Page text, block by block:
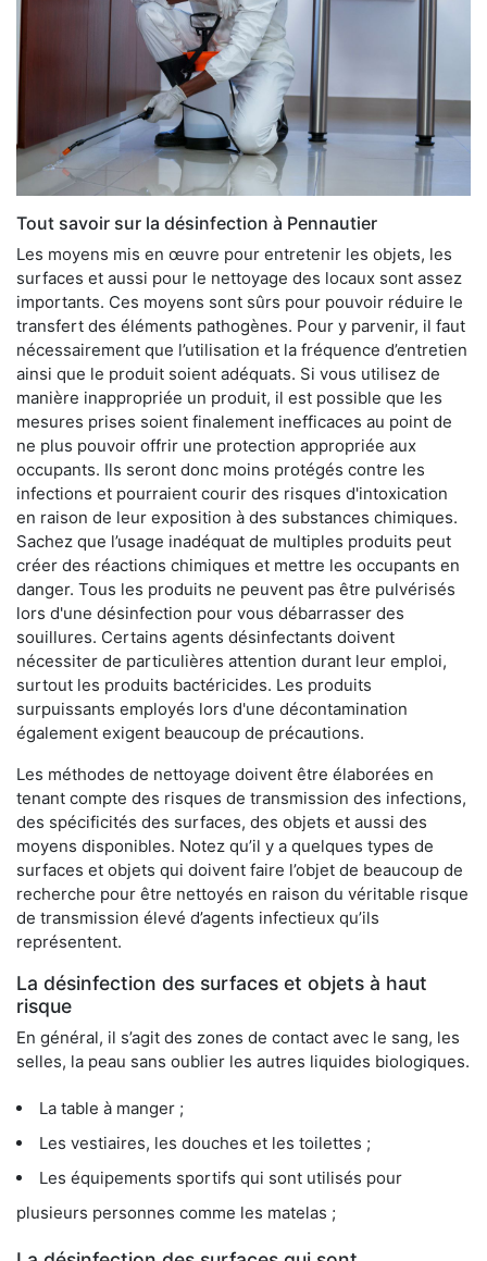
Tout savoir sur la désinfection à Pennautier
Les moyens mis en œuvre pour entretenir les objets, les
surfaces et aussi pour le nettoyage des locaux sont assez
importants. Ces moyens sont sûrs pour pouvoir réduire le
transfert des éléments pathogènes. Pour y parvenir, il faut
nécessairement que l’utilisation et la fréquence d’entretien
ainsi que le produit soient adéquats. Si vous utilisez de
manière inappropriée un produit, il est possible que les
mesures prises soient finalement inefficaces au point de
ne plus pouvoir offrir une protection appropriée aux
occupants. Ils seront donc moins protégés contre les
infections et pourraient courir des risques d'intoxication
en raison de leur exposition à des substances chimiques.
Sachez que l’usage inadéquat de multiples produits peut
créer des réactions chimiques et mettre les occupants en
danger. Tous les produits ne peuvent pas être pulvérisés
lors d'une désinfection pour vous débarrasser des
souillures. Certains agents désinfectants doivent
nécessiter de particulières attention durant leur emploi,
surtout les produits bactéricides. Les produits
surpuissants employés lors d'une décontamination
également exigent beaucoup de précautions.
Les méthodes de nettoyage doivent être élaborées en
tenant compte des risques de transmission des infections,
des spécificités des surfaces, des objets et aussi des
moyens disponibles. Notez qu’il y a quelques types de
surfaces et objets qui doivent faire l’objet de beaucoup de
recherche pour être nettoyés en raison du véritable risque
de transmission élevé d’agents infectieux qu’ils
représentent.
La désinfection des surfaces et objets à haut
risque
En général, il s’agit des zones de contact avec le sang, les
selles, la peau sans oublier les autres liquides biologiques.
La table à manger ;
Les vestiaires, les douches et les toilettes ;
Les équipements sportifs qui sont utilisés pour
plusieurs personnes comme les matelas ;